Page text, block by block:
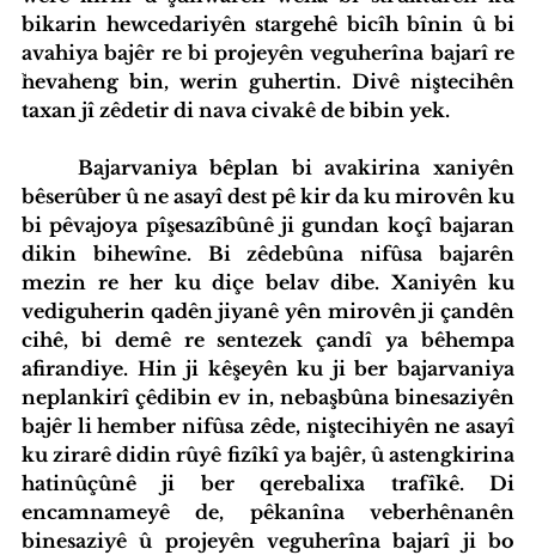
bikarin hewcedariyên stargehê bicîh bînin û bi
avahiya bajêr re bi projeyên veguherîna bajarî re
hevaheng bin, werin guhertin. Divê niştecihên
taxan jî zêdetir di nava civakê de bibin yek.
bêserûber û ne asayî dest pê kir da ku mirovên ku
bi pêvajoya pîşesazîbûnê ji gundan koçî bajaran
dikin bihewîne. Bi zêdebûna nifûsa bajarên
mezin re her ku diçe belav dibe. Xaniyên ku
vediguherin qadên jiyanê yên mirovên ji çandên
cihê, bi demê re sentezek çandî ya bêhempa
afirandiye. Hin ji kêşeyên ku ji ber bajarvaniya
neplankirî çêdibin ev in, nebaşbûna binesaziyên
bajêr li hember nifûsa zêde, niştecihiyên ne asayî
ku zirarê didin rûyê fizîkî ya bajêr, û astengkirina
hatinûçûnê ji ber qerebalixa trafîkê. Di
encamnameyê de, pêkanîna veberhênanên
binesaziyê û projeyên veguherîna bajarî ji bo
Hub Standardên Weşanê Tevlî bibin